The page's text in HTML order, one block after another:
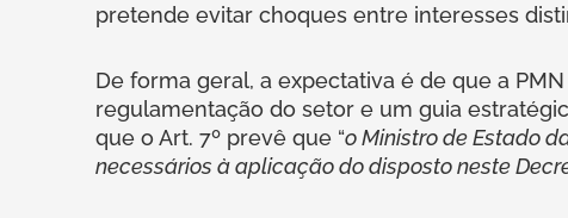
pretende evitar choques entre interesses
De forma geral, a expectativa é de que a
regulamentação do setor e um guia
que o Art. 7º prevê que “o Ministro de Estado
necessários à aplicação do disposto neste